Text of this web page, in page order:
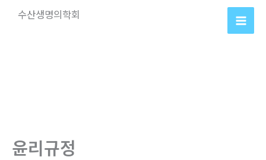
수산생명의학회
윤리규정